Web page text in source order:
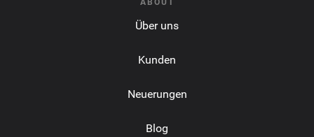
ABOUT
Über uns
Kunden
Neuerungen
Blog